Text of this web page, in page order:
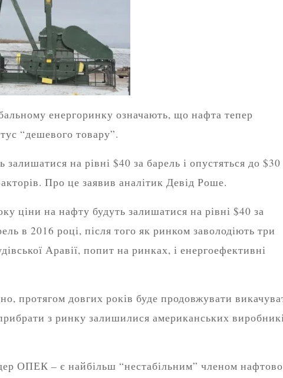
енергоринку означають, що нафта тепер
“дешевого товару”.
на рівні $40 за барель і опустяться до $30
Про це заявив аналітик Девід Роше.
ціни на нафту будуть залишатися на рівні $40 за
в 2016 році, після того як ринком заволодіють три
Аравії, попит на ринках, і енергоефективні
протягом довгих років буде продовжувати
з ринку залишилися американських
ОПЕК – є найбільш “нестабільним” членом